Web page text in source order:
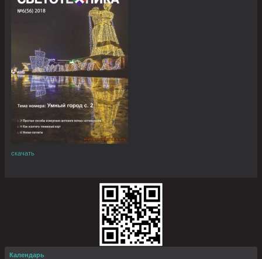
скачать
Календарь